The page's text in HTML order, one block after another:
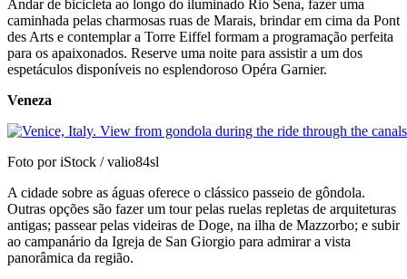
Andar de bicicleta ao longo do iluminado Rio Sena, fazer uma
caminhada pelas charmosas ruas de Marais, brindar em cima da Pont
des Arts e contemplar a Torre Eiffel formam a programação perfeita
para os apaixonados. Reserve uma noite para assistir a um dos
espetáculos disponíveis no esplendoroso Opéra Garnier.
Veneza
Foto por iStock / valio84sl
A cidade sobre as águas oferece o clássico passeio de gôndola.
Outras opções são fazer um tour pelas ruelas repletas de arquiteturas
antigas; passear pelas videiras de Doge, na ilha de Mazzorbo; e subir
ao campanário da Igreja de San Giorgio para admirar a vista
panorâmica da região.